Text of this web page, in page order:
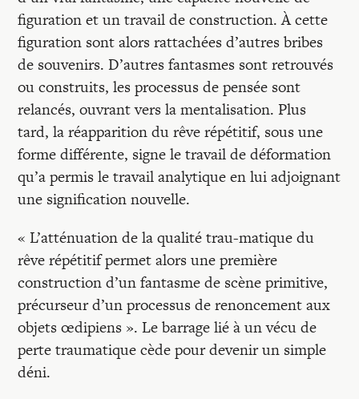
figuration et un travail de construction. À cette
figuration sont alors rattachées d’autres bribes
de souvenirs. D’autres fantasmes sont retrouvés
ou construits, les processus de pensée sont
relancés, ouvrant vers la mentalisation. Plus
tard, la réapparition du rêve répétitif, sous une
forme différente, signe le travail de déformation
qu’a permis le travail analytique en lui adjoignant
une signification nouvelle.
« L’atténuation de la qualité trau-matique du
rêve répétitif permet alors une première
construction d’un fantasme de scène primitive,
précurseur d’un processus de renoncement aux
objets œdipiens ». Le barrage lié à un vécu de
perte traumatique cède pour devenir un simple
déni.